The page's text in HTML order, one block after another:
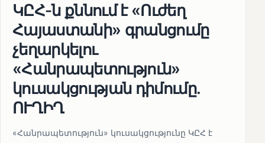
ԿԸՀ-ն քննում է «Ուժեղ
Հայաստանի» գրանցումը
չեղարկելու
«Հանրապետություն»
կուսակցության դիմումը.
ՈՒՂԻՂ
«Հանրապետություն» կուսակցությունը ԿԸՀ է